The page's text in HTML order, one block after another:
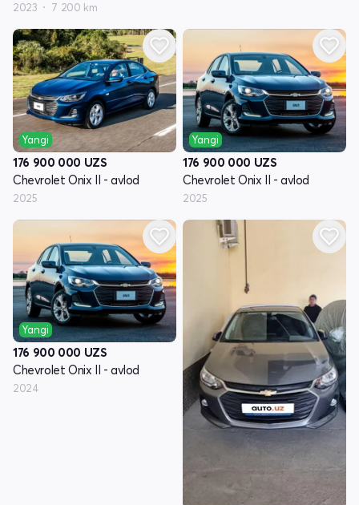
2023 7 200 km
Yangi
176 900 000 UZS
Chevrolet Onix II - avlod
2025
Yangi
176 900 000 UZS
Chevrolet Onix II - avlod
2025
Yangi
176 900 000 UZS
Chevrolet Onix II - avlod
2024